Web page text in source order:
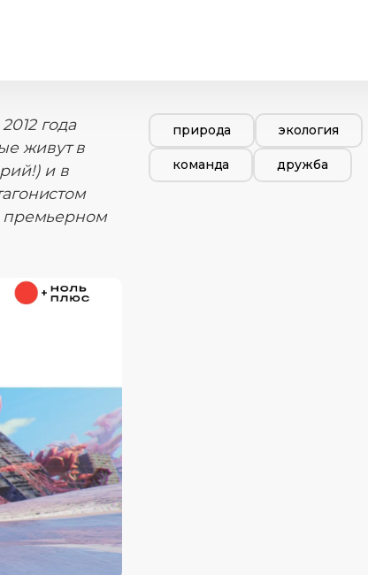
года
живут в
и в
премьерном
природа экология
команда дружба